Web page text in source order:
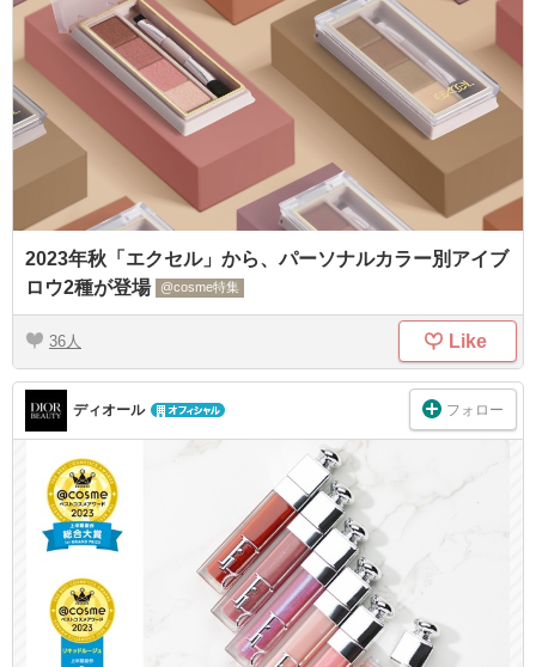
2023年秋「エクセル」から、パーソナルカラー別アイブ
ロウ2種が登場
@cosme特集
36 Like
ディオール フォロー